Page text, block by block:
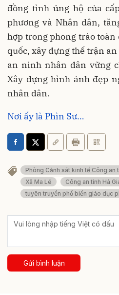
đồng tình ủng hộ của
phương và Nhân dân,
hợp trong phong trào
quốc, xây dựng thế trận
an ninh nhân dân vững
Xây dựng hình ảnh đẹp
nhân dân.
Nơi ấy là Phìn Sư…
Phòng Cảnh sát kinh tế Công an
Xã Ma Lé
Công an tỉnh Hà
tuyên truyền phổ biến giáo dục
Gửi bình luận